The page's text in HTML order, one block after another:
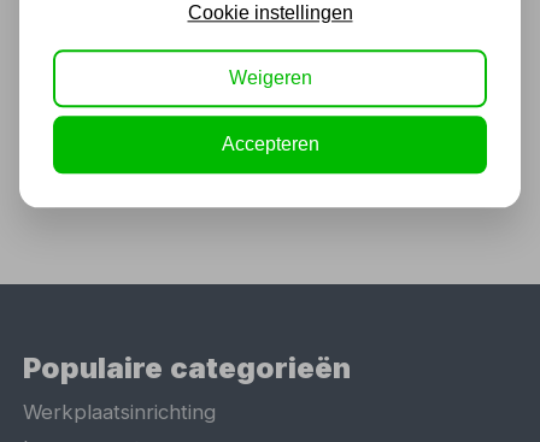
Impact dop lang 1/2" 15mm
5,45
Populaire categorieën
Werkplaatsinrichting
Cookie instellingen
Weigeren
Accepteren